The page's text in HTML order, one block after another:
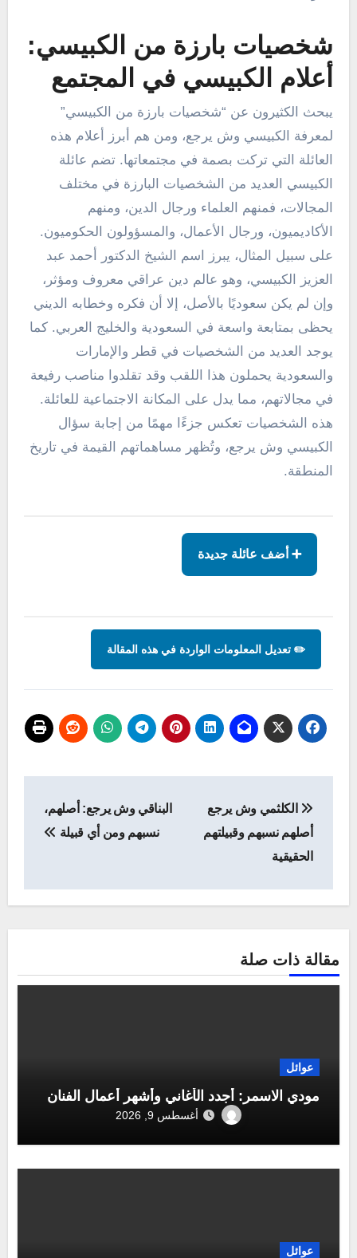
شخصيات بارزة من الكبيسي:
أعلام الكبيسي في المجتمع
يبحث الكثيرون عن “شخصيات بارزة من الكبيسي”
لمعرفة الكبيسي وش يرجع، ومن هم أبرز أعلام هذه
العائلة التي تركت بصمة في مجتمعاتها. تضم عائلة
الكبيسي العديد من الشخصيات البارزة في مختلف
المجالات، فمنهم العلماء ورجال الدين، ومنهم
الأكاديميون، ورجال الأعمال، والمسؤولون الحكوميون.
على سبيل المثال، يبرز اسم الشيخ الدكتور أحمد عبد
العزيز الكبيسي، وهو عالم دين عراقي معروف ومؤثر،
وإن لم يكن سعوديًا بالأصل، إلا أن فكره وخطابه الديني
يحظى بمتابعة واسعة في السعودية والخليج العربي. كما
يوجد العديد من الشخصيات في قطر والإمارات
والسعودية يحملون هذا اللقب وقد تقلدوا مناصب رفيعة
في مجالاتهم، مما يدل على المكانة الاجتماعية للعائلة.
هذه الشخصيات تعكس جزءًا مهمًا من إجابة سؤال
الكبيسي وش يرجع، وتُظهر مساهماتهم القيمة في تاريخ
المنطقة.
➕ أضف عائلة جديدة
✏️ تعديل المعلومات الواردة في هذه المقالة
المقالات
الكلثمي وش يرجع
أصلهم نسبهم وقبيلتهم
الحقيقية
البناقي وش يرجع: أصلهم،
نسبهم ومن أي قبيلة
مقالة ذات صلة
عوائل
مودي الاسمر: أجدد الأغاني وأشهر أعمال الفنان
أغسطس 9, 2026
عوائل